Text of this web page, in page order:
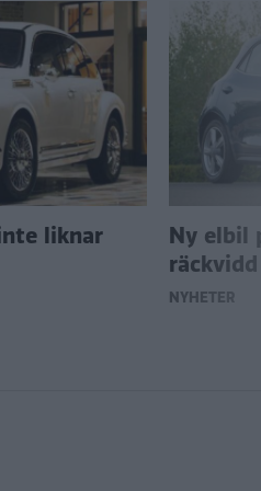
liknar
Ny elbil
räckvidd
NYHETER